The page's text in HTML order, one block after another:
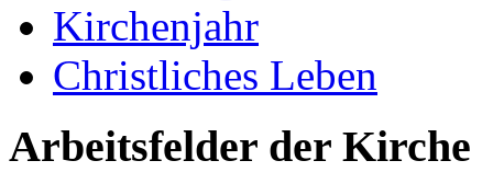
Kirchenjahr
Christliches Leben
Arbeitsfelder der Kirche